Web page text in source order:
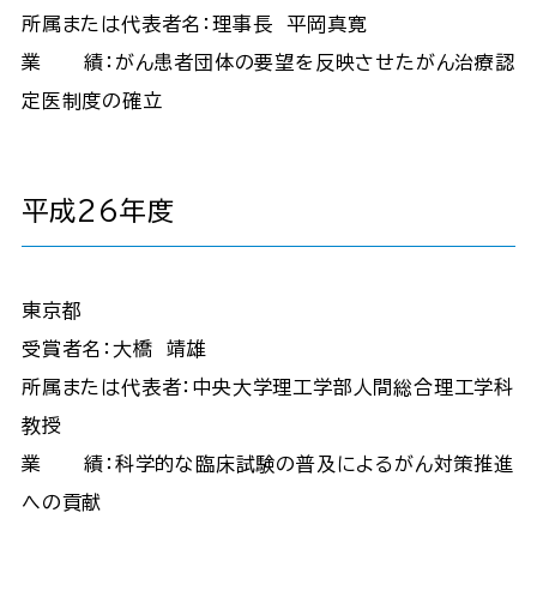
所属または代表者名：理事長 平岡真寛
業 績：がん患者団体の要望を反映させたがん治療認
定医制度の確立
平成26年度
東京都
受賞者名：大橋 靖雄
所属または代表者：中央大学理工学部人間総合理工学科
教授
業 績：科学的な臨床試験の普及によるがん対策推進
への貢献